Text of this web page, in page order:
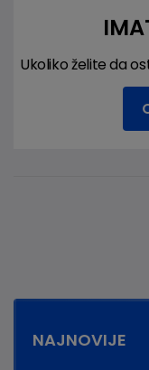
Ukoliko želite da
NAJNOVIJE